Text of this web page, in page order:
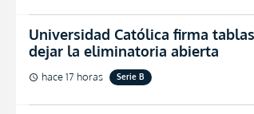
Universidad Católica firma
dejar la eliminatoria abierta
schedule hace 17 horas Serie B